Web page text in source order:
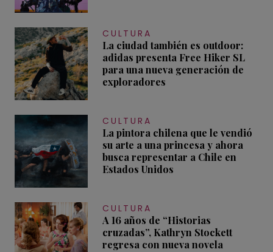
CULTURA
La ciudad también es outdoor:
adidas presenta Free Hiker SL
para una nueva generación de
exploradores
CULTURA
La pintora chilena que le vendió
su arte a una princesa y ahora
busca representar a Chile en
Estados Unidos
CULTURA
A 16 años de “Historias
cruzadas”, Kathryn Stockett
regresa con nueva novela